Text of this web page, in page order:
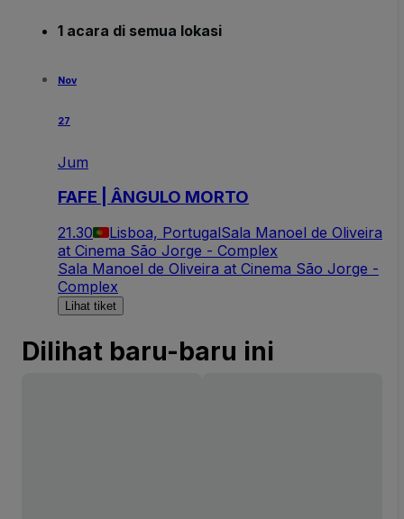
1 acara di semua lokasi
Nov
27
Jum
FAFE | ÂNGULO MORTO
21.30 Lisboa, PortugalSala Manoel de Oliveira
at Cinema São Jorge - Complex
Sala Manoel de Oliveira at Cinema São Jorge -
Complex
Lihat tiket
Dilihat baru-baru ini